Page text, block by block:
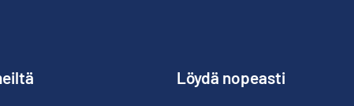
Löydä nopeasti